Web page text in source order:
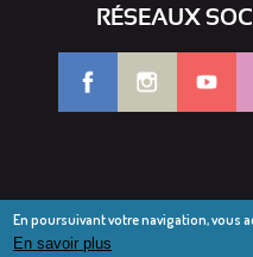
RÉSEAUX
En poursuivant votre navigation, vous
En savoir plus